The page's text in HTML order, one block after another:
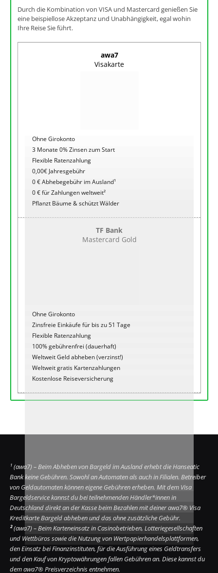
Durch die Kombination von VISA und Mastercard genießen Sie
eine beispiellose Akzeptanz und Unabhängigkeit, egal wohin
Ihre Reise Sie führt.
awa7
Visakarte
Ohne Girokonto
3 Monate 0% Zinsen zum Start
Flexible Ratenzahlung
0,00€ Jahresgebühr
0 € Abhebegebühr im Ausland¹
0 € für Zahlungen weltweit²
Pflanzt Bäume & schützt Wälder
TF Bank
Mastercard Gold
Ohne Girokonto
Zinsfreie Einkäufe für bis zu 51 Tage
Flexible Ratenzahlung
100% gebührenfrei (dauerhaft)
Weltweit Geld abheben (verzinst!)
Weltweit gratis Kartenzahlungen
Kostenlose Reiseversicherung
¹(awa7) – Beim Abheben von Bargeld im Ausland erhebt die Hanseatic
Bank keine Gebühren. Sowohl an Automaten als auch in Filialen. Betreiber
von Geldautomaten können eigene Gebühren erheben. Mit dem Visa
Bargeldservice kannst du bei teilnehmenden Händler*innen in
Deutschland direkt an der Kasse beim Bezahlen mit deiner awa7® Visa
Kreditkarte Bargeld abheben und das ohne zusätzliche Gebühr.
²(awa7) – Beim Karteneinsatz in Casinobetrieben, Lotteriegesellschaften
und Wettbüros sowie die Nutzung von Wertpapierhandelsplattformen,
den Einsatz bei Finanzinstituten, für die Ausführung eines Geldtransfers
und den Kauf von Kryptowährungen fallen Gebühren an. Diese kannst du
dem awa7® Preisverzeichnis entnehmen.